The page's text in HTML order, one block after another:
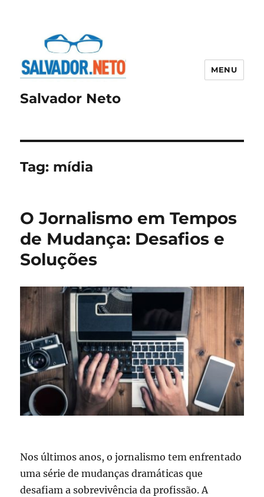
Salvador Neto
MENU
Tag: mídia
O Jornalismo em Tempos
de Mudança: Desafios e
Soluções
Nos últimos anos, o jornalismo tem enfrentado
uma série de mudanças dramáticas que
desafiam a sobrevivência da profissão. A